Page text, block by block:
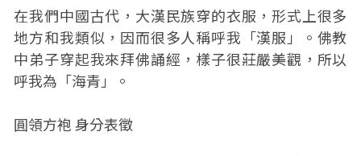
在我們中國古代，大漢民族穿的衣服，形式上很多
地方和我類似，因而很多人稱呼我「漢服」。佛教
中弟子穿起我來拜佛誦經，樣子很莊嚴美觀，所以
呼我為「海青」。
圓領方袍 身分表徵